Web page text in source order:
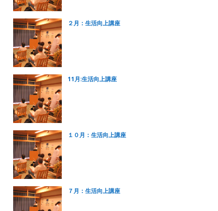
２月：生活向上講座
11月:生活向上講座
１０月：生活向上講座
７月：生活向上講座